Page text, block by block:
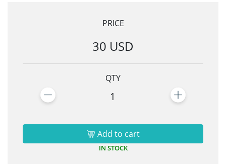
PRICE
30 USD
QTY
1
Add to cart
IN STOCK